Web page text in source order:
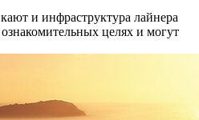
и инфраструктура лайнера
целях и могут